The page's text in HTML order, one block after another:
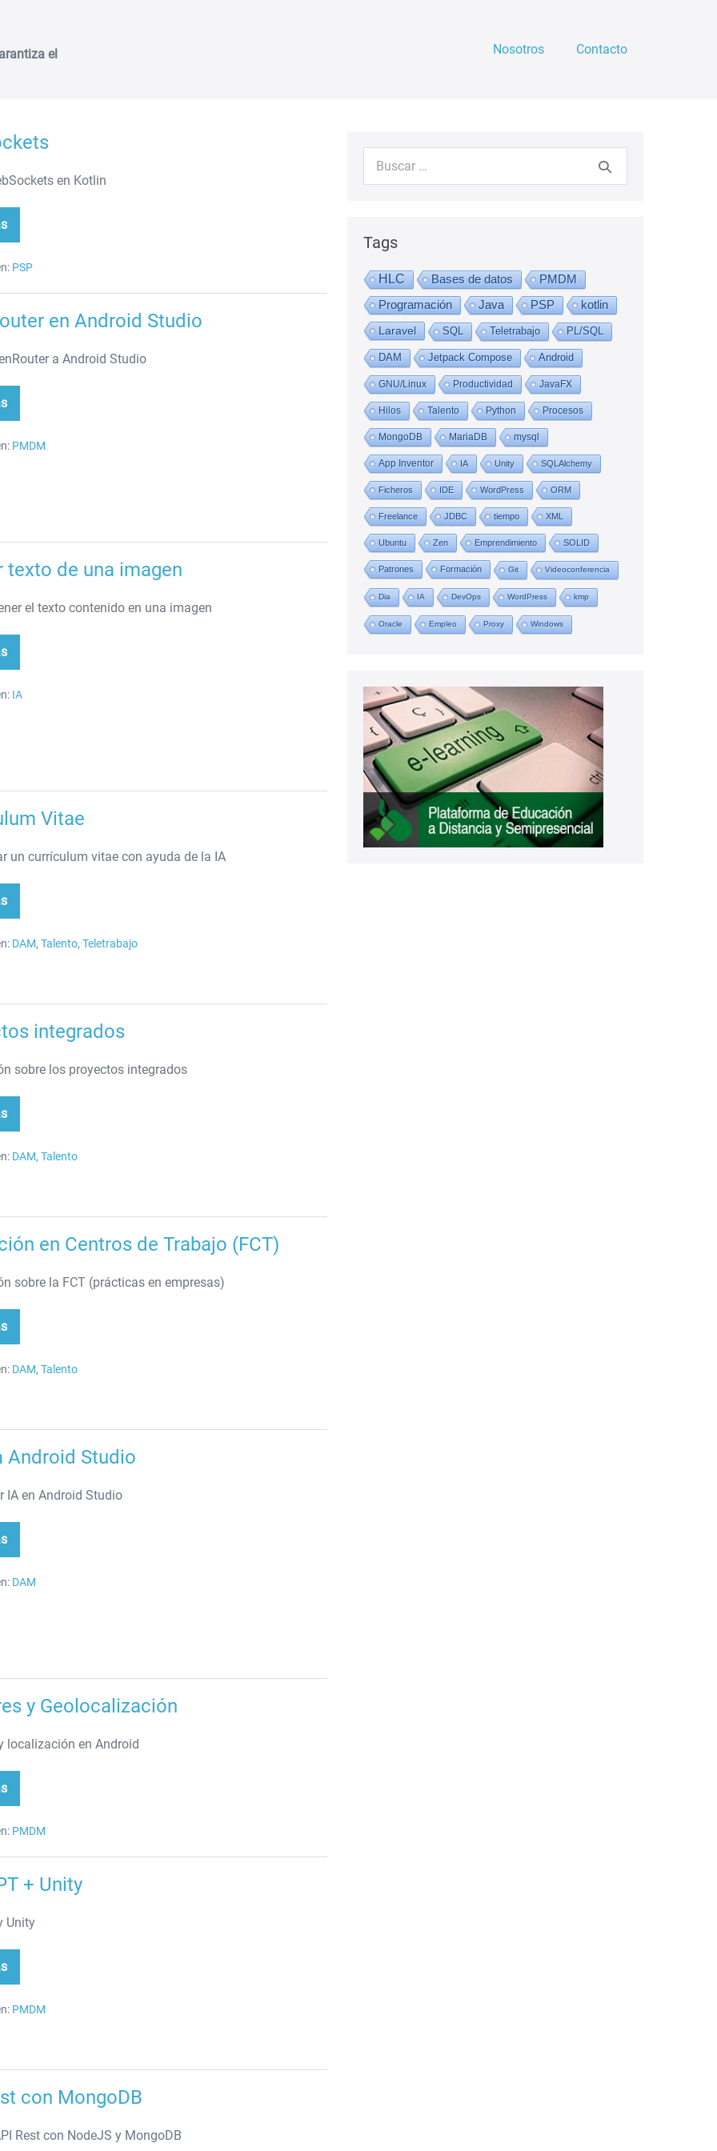
el
Nosotros Contacto
en Kotlin
PSP
en Android Studio
a Android Studio
PMDM
texto de una imagen
el texto contenido en una imagen
IA
Vitae
un currículum vitae con ayuda de la IA
DAM,Talento,Teletrabajo
integrados
sobre los proyectos integrados
DAM,Talento
en Centros de Trabajo (FCT)
sobre la FCT (prácticas en empresas)
DAM,Talento
Android Studio
IA en Android Studio
DAM
y Geolocalización
localización en Android
PMDM
+ Unity
Unity
PMDM
con MongoDB
Rest con NodeJS y MongoDB
Buscar:
Tags
HLC Bases de datos
PMDM
Programación
Java PSP
kotlin
Laravel
SQL Teletrabajo PL/SQL
DAM Jetpack Compose Android
GNU/Linux Productividad JavaFX
Hilos Talento Python Procesos
MongoDB MariaDB mysql
App Inventor IA Unity SQLAlchemy
Ficheros IDE WordPress ORM
Freelance JDBC tiempo XML
Ubuntu Zen Emprendimiento SOLID
Patrones Formación Git Videoconferencia
Dia IA DevOps WordPress kmp
Oracle Empleo Proxy Windows